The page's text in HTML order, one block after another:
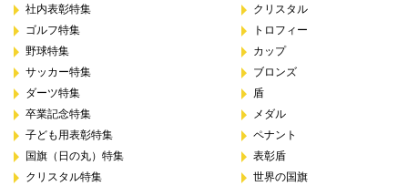
社内表彰特集
ゴルフ特集
野球特集
サッカー特集
ダーツ特集
卒業記念特集
子ども用表彰特集
国旗（日の丸）特集
クリスタル特集
クリスタル
トロフィー
カップ
ブロンズ
盾
メダル
ペナント
表彰盾
世界の国旗